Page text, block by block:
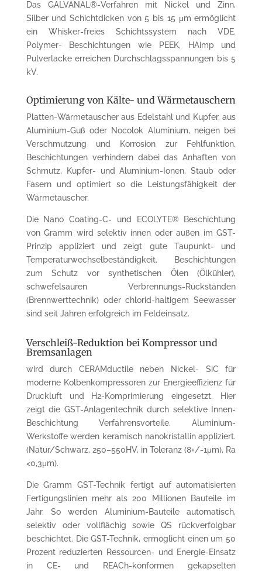
Das GALVANAL®-Verfahren mit Nickel und Zinn,
Silber und Schichtdicken von 5 bis 15 μm ermöglicht
ein Whisker-freies Schichtssystem nach VDE.
Polymer- Beschichtungen wie PEEK, HAimp und
Pulverlacke erreichen Durchschlags­spannungen bis 5
kV.
Optimierung von Kälte- und Wärmetauschern
Platten-Wärmetauscher aus Edelstahl und Kupfer, aus
Aluminium-Guß oder Nocolok Aluminium, neigen bei
Verschmutzung und Korrosion zur Fehlfunktion.
Beschichtungen verhindern dabei das Anhaften von
Schmutz, Kupfer- und Aluminium-Ionen, Staub oder
Fasern und optimiert so die Leistungsfähigkeit der
Wärmetauscher.
Die Nano Coating-C- und ECOLYTE® Be­schichtung
von Gramm wird selektiv innen oder außen im GST-
Prinzip appliziert und zeigt gute Taupunkt- und
Temperaturwechsel­beständigkeit. Beschichtungen
zum Schutz vor synthetischen Ölen (Ölkühler),
schwefelsauren Verbrennungs-Rückständen
(Brennwerttechnik) oder chlorid-haltigem Seewasser
sind seit Jahren erfolgreich im Feldeinsatz.
Verschleiß-Reduktion bei Kompressor und
Bremsanlagen
wird durch CERAMductile neben Nickel- SiC für
moderne Kolbenkompressoren zur Energie­effizienz für
Druckluft und H2-Komprimierung eingesetzt. Hier
zeigt die GST-Anlagentechnik durch selektive Innen-
Beschichtung Ver­fahrens­vorteile. Aluminium-
Werkstoffe werden keramisch nanokristallin appliziert.
(Natur/Schwarz, 250–550HV, in Toleranz (8+/-1μm), Ra
<0,3μm).
Die Gramm GST-Technik fertigt auf automatisierten
Fertigungs­linien mehr als 200 Millionen Bauteile im
Jahr. So werden Aluminium-Bauteile auto­matisch,
selektiv oder vollflächig sowie QS rückverfolgbar
beschichtet. Die GST-Technik, ermöglicht einen um 50
Prozent reduzierten Ressourcen- und Energie-Einsatz
in CE- und REACh-konformen ge­kapselten